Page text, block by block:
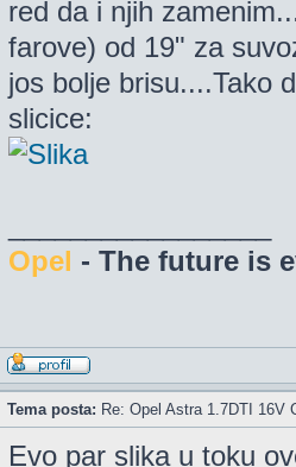
red da i njih
farove) od 19" za
jos bolje brisu....Tako
slicice:
Opel - The future is
Tema posta: Re: Opel Astra 1.7DTI 16V
Evo par slika u toku